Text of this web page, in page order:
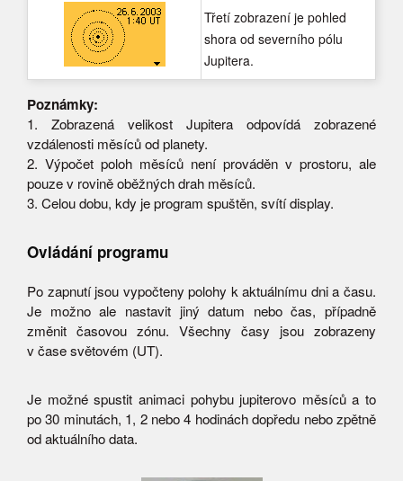
Třetí zobrazení je pohled
shora od severního pólu
Jupitera.
Poznámky:
1. Zobrazená velikost Jupitera odpovídá zobrazené
vzdálenosti měsíců od planety.
2. Výpočet poloh měsíců není prováděn v prostoru, ale
pouze v rovině oběžných drah měsíců.
3. Celou dobu, kdy je program spuštěn, svítí display.
Ovládání programu
Po zapnutí jsou vypočteny polohy k aktuálnímu dni a času.
Je možno ale nastavit jiný datum nebo čas, případně
změnit časovou zónu. Všechny časy jsou zobrazeny
v čase světovém (UT).
Je možné spustit animaci pohybu jupiterovo měsíců a to
po 30 minutách, 1, 2 nebo 4 hodinách dopředu nebo zpětně
od aktuálního data.